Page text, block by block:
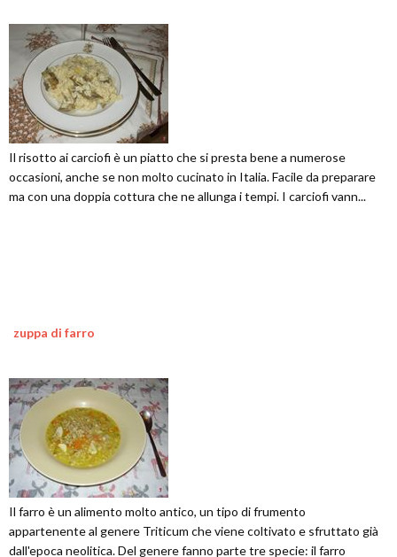
Il risotto ai carciofi è un piatto che si presta bene a numerose
occasioni, anche se non molto cucinato in Italia. Facile da preparare
ma con una doppia cottura che ne allunga i tempi. I carciofi vann...
zuppa di farro
Il farro è un alimento molto antico, un tipo di frumento
appartenente al genere Triticum che viene coltivato e sfruttato già
dall'epoca neolitica. Del genere fanno parte tre specie: il farro